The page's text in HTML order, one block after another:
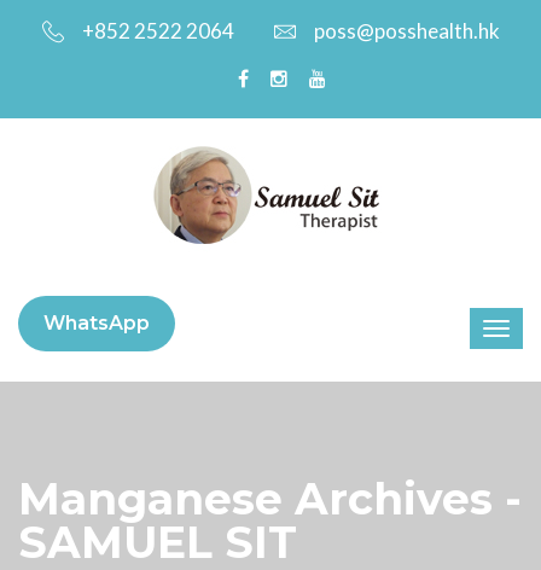
+852 2522 2064 poss@posshealth.hk
WhatsApp
Manganese Archives -
SAMUEL SIT